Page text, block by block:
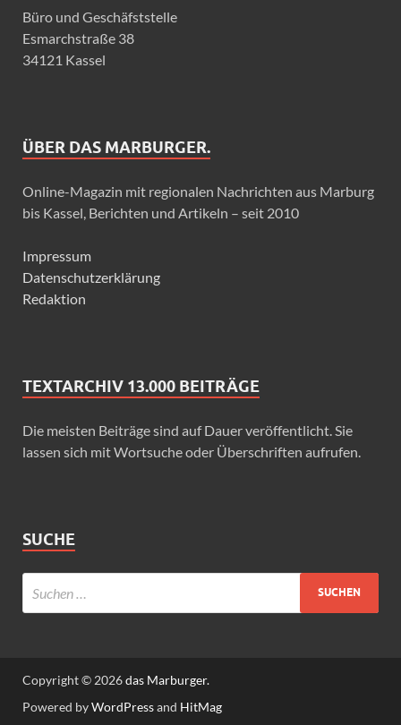
Büro und Geschäfststelle
Esmarchstraße 38
34121 Kassel
ÜBER DAS MARBURGER.
Online-Magazin mit regionalen Nachrichten aus Marburg
bis Kassel, Berichten und Artikeln – seit 2010
Impressum
Datenschutzerklärung
Redaktion
TEXTARCHIV 13.000 BEITRÄGE
Die meisten Beiträge sind auf Dauer veröffentlicht. Sie
lassen sich mit Wortsuche oder Überschriften aufrufen.
SUCHE
Copyright © 2026das Marburger.
Powered byWordPressand HitMag